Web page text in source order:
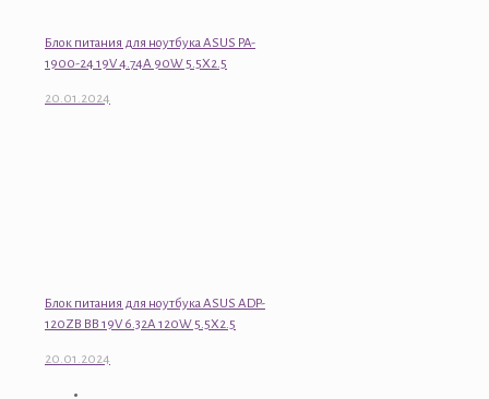
Блок питания для ноутбука ASUS PA-
1900-24 19V 4.74A 90W 5.5X2.5
20.01.2024
Блок питания для ноутбука ASUS ADP-
120ZB BB 19V 6.32A 120W 5.5X2.5
20.01.2024